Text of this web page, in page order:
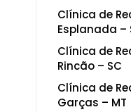
Clínica de
Esplanada –
Clínica de
Rincão – SC
Clínica de
Garças – MT